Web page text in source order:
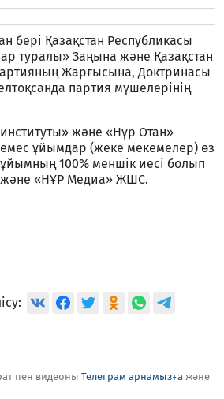
бері Қазақстан Республикасы
туралы» Заңына және Қазақстан
Жарғысына, Доктринасы
партия мүшелерінің
және «Нұр Отан»
ұйымдар (жеке мекемелер) өз
100% меншік иесі болып
«НҰР Медиа» ЖШС.
пен видеоны Телеграм арнамызға және